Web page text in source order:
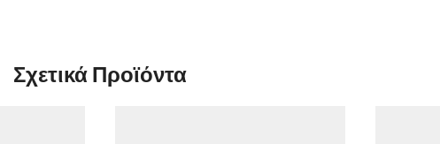
Σχετικά Προϊόντα